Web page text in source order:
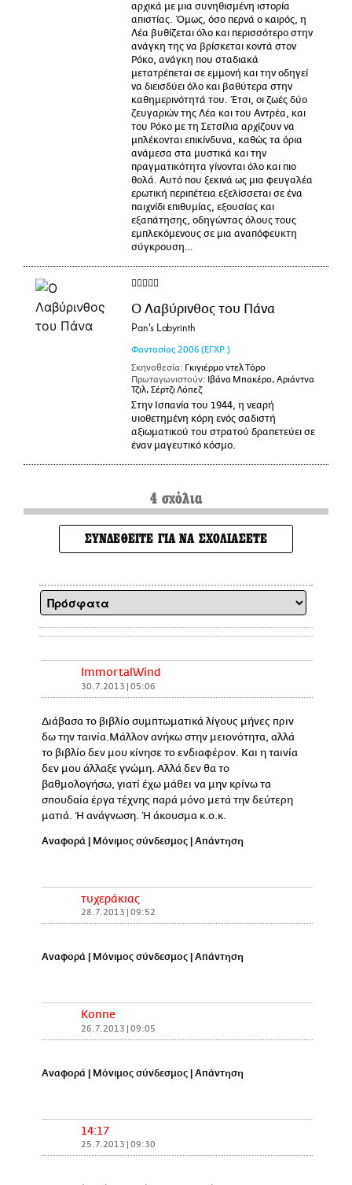
αρχικά με μια συνηθισμένη ιστορία
απιστίας. Όμως, όσο περνά ο καιρός, η
Λέα βυθίζεται όλο και περισσότερο στην
ανάγκη της να βρίσκεται κοντά στον
Ρόκο, ανάγκη που σταδιακά
μετατρέπεται σε εμμονή και την οδηγεί
να διεισδύει όλο και βαθύτερα στην
καθημερινότητά του. Έτσι, οι ζωές δύο
ζευγαριών της Λέα και του Αντρέα, και
του Ρόκο με τη Σετσίλια αρχίζουν να
μπλέκονται επικίνδυνα, καθώς τα όρια
ανάμεσα στα μυστικά και την
πραγματικότητα γίνονται όλο και πιο
θολά. Αυτό που ξεκινά ως μια φευγαλέα
ερωτική περιπέτεια εξελίσσεται σε ένα
παιχνίδι επιθυμίας, εξουσίας και
εξαπάτησης, οδηγώντας όλους τους
εμπλεκόμενους σε μια αναπόφευκτη
σύγκρουση…
Ο Λαβύρινθος του Πάνα
Pan's Labyrinth
Φαντασίας 2006 (ΕΓΧΡ.)
Σκηνοθεσία: Γκιγιέρμο ντελ Τόρο
Πρωταγωνιστούν: Ιβάνα Μπακέρο, Αριάντνα
Τζιλ, Σέρτζι Λόπεζ
Στην Ισπανία του 1944, η νεαρή
υιοθετημένη κόρη ενός σαδιστή
αξιωματικού του στρατού δραπετεύει σε
έναν μαγευτικό κόσμο.
4 σχόλια
ΣΥΝΔΕΘΕΙΤΕ ΓΙΑ ΝΑ ΣΧΟΛΙΑΣΕΤΕ
ImmortalWind
30.7.2013 | 05:06
Διάβασα το βιβλίο συμπτωματικά λίγους μήνες πριν
δω την ταινία.Μάλλον ανήκω στην μειονότητα, αλλά
το βιβλίο δεν μου κίνησε το ενδιαφέρον. Και η ταινία
δεν μου άλλαξε γνώμη. Αλλά δεν θα το
βαθμολογήσω, γιατί έχω μάθει να μην κρίνω τα
σπουδαία έργα τέχνης παρά μόνο μετά την δεύτερη
ματιά. Ή ανάγνωση. Ή άκουσμα κ.ο.κ.
Αναφορά | Μόνιμος σύνδεσμος | Απάντηση
τυχεράκιας
28.7.2013 | 09:52
Αναφορά Μόνιμος σύνδεσμος Απάντηση
Konne
26.7.2013 | 09:05
Αναφορά | Μόνιμος σύνδεσμος | Απάντηση
14:17
25.7.2013 | 09:30